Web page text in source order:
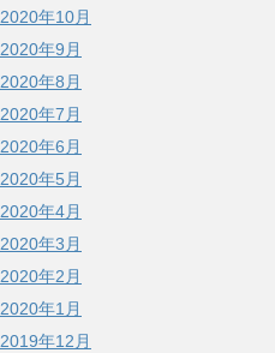
2020年10月
2020年9月
2020年8月
2020年7月
2020年6月
2020年5月
2020年4月
2020年3月
2020年2月
2020年1月
2019年12月